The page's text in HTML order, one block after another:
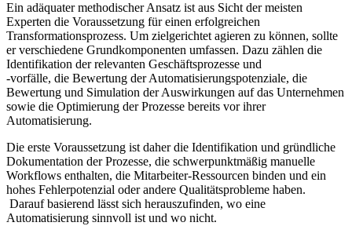
Ein adäquater methodischer Ansatz ist aus Sicht der meisten
Experten die Voraussetzung für einen erfolgreichen
Transformationsprozess. Um zielgerichtet agieren zu können, sollte
er verschiedene Grundkomponenten umfassen. Dazu zählen die
Identifikation der relevanten Geschäftsprozesse und
-vorfälle, die Bewertung der Automatisierungspotenziale, die
Bewertung und Simulation der Auswirkungen auf das Unternehmen
sowie die Optimierung der Prozesse bereits vor ihrer
Automatisierung.
Die erste Voraussetzung ist daher die Identifikation und gründliche
Dokumentation der Prozesse, die schwerpunktmäßig manuelle
Workflows enthalten, die Mitarbeiter-Ressourcen binden und ein
hohes Fehlerpotenzial oder andere Qualitätsprobleme haben.
Darauf basierend lässt sich herauszufinden, wo eine
Automatisierung sinnvoll ist und wo nicht.